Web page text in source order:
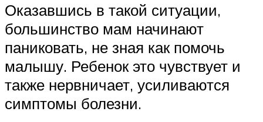
Оказавшись в такой ситуации,
большинство мам начинают
паниковать, не зная как помочь
малышу. Ребенок это чувствует и
также нервничает, усиливаются
симптомы болезни.